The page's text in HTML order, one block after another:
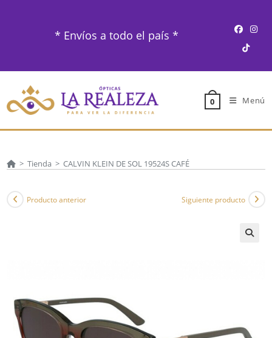
* Envíos a todo el país *
0 Menú
> Tienda > CALVIN KLEIN DE SOL 19524S CAFÉ
Producto anterior Siguiente producto